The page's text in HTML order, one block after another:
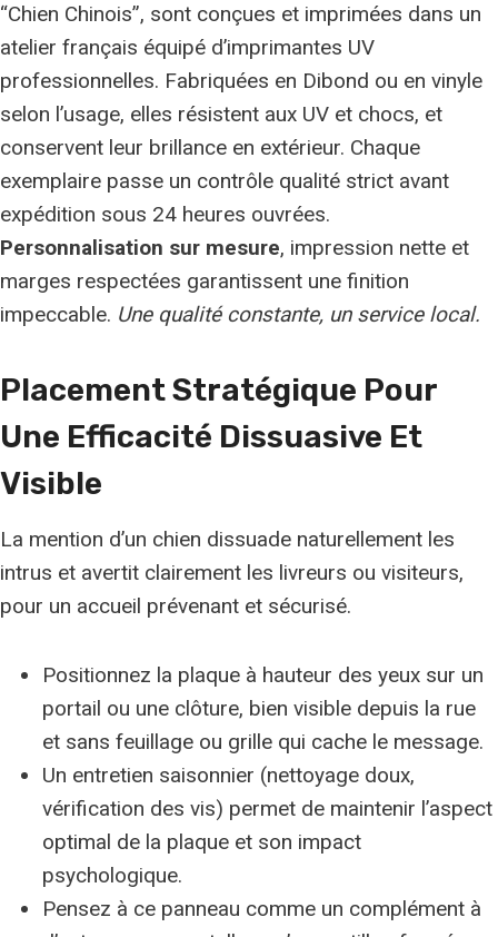
“Chien Chinois”, sont conçues et imprimées dans un
atelier français équipé d’imprimantes UV
professionnelles. Fabriquées en Dibond ou en vinyle
selon l’usage, elles résistent aux UV et chocs, et
conservent leur brillance en extérieur. Chaque
exemplaire passe un contrôle qualité strict avant
expédition sous 24 heures ouvrées.
Personnalisation sur mesure, impression nette et
marges respectées garantissent une finition
impeccable. Une qualité constante, un service local.
Placement Stratégique Pour
Une Efficacité Dissuasive Et
Visible
La mention d’un chien dissuade naturellement les
intrus et avertit clairement les livreurs ou visiteurs,
pour un accueil prévenant et sécurisé.
Positionnez la plaque à hauteur des yeux sur un
portail ou une clôture, bien visible depuis la rue
et sans feuillage ou grille qui cache le message.
Un entretien saisonnier (nettoyage doux,
vérification des vis) permet de maintenir l’aspect
optimal de la plaque et son impact
psychologique.
Pensez à ce panneau comme un complément à